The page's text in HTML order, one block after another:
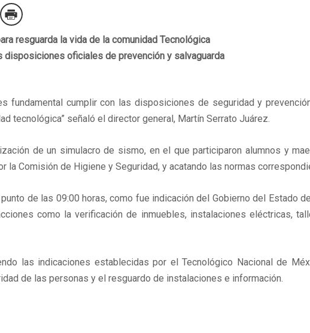
resguarda la vida de la comunidad Tecnológica
disposiciones oficiales de prevención y salvaguarda
fundamental cumplir con las disposiciones de seguridad y
tecnológica” señaló el director general, Martín Serrato Juárez.
de un simulacro de sismo, en el que participaron alumnos y
la Comisión de Higiene y Seguridad, y acatando las normas
de las 09:00 horas, como fue indicación del Gobierno del Estado
como la verificación de inmuebles, instalaciones eléctricas,
las indicaciones establecidas por el Tecnológico Nacional de
de las personas y el resguardo de instalaciones e información.